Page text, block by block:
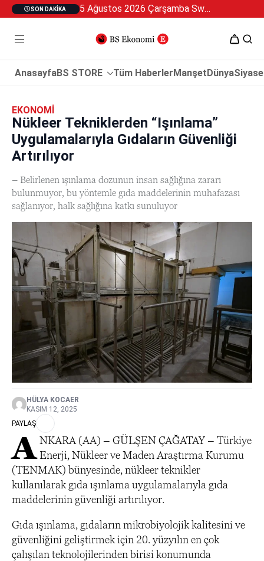
SON DAKIKA 5 Ağustos 2026 Çarşamba Swan Özel 2
AnasayfaBS STORE Tüm HaberlerManşetDünya
EKONOMI
Nükleer Tekniklerden “Işınlama”
Uygulamalarıyla Gıdaların Güvenliği
Artırılıyor
– Belirlenen ışınlama dozunun insan sağlığına zararı
bulunmuyor, bu yöntemle gıda maddelerinin muhafazası
sağlanıyor, halk sağlığına katkı sunuluyor
HÜLYA KOCAER
KASIM 12, 2025
PAYLAŞ
A NKARA (AA) – GÜLŞEN ÇAĞATAY – Türkiye
Enerji, Nükleer ve Maden Araştırma Kurumu
(TENMAK) bünyesinde, nükleer teknikler
kullanılarak gıda ışınlama uygulamalarıyla gıda
maddelerinin güvenliği artırılıyor.
Gıda ışınlama, gıdaların mikrobiyolojik kalitesini ve
güvenliğini geliştirmek için 20. yüzyılın en çok
çalışılan teknolojilerinden birisi konumunda